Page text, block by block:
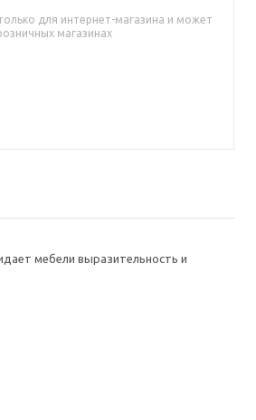
для интернет-магазина и может
магазинах
мебели выразительность и